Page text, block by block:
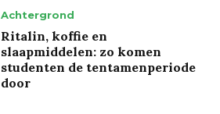
Achtergrond
Ritalin, koffie en
slaapmiddelen: zo komen
studenten de tentamenperiode
door